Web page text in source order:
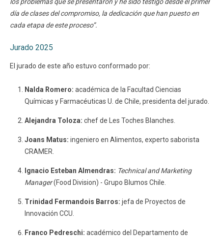
día de clases del compromiso, la dedicación que han puesto en
cada etapa de este proceso”.
Jurado 2025
El jurado de este año estuvo conformado por:
Nalda Romero: académica de la Facultad Ciencias
Químicas y Farmacéuticas U. de Chile, presidenta del jurado.
Alejandra Toloza: chef de Les Toches Blanches.
Joans Matus: ingeniero en Alimentos, experto saborista
CRAMER.
Ignacio Esteban Almendras: Technical and Marketing
Manager(Food Division) - Grupo Blumos Chile.
Trinidad Fermandois Barros: jefa de Proyectos de
Innovación CCU.
Franco Pedreschi: académico del Departamento de